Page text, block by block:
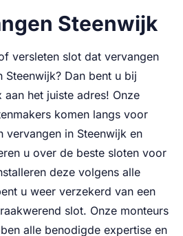
Steenwijk
versleten slot dat vervangen
Steenwijk? Dan bent u bij
aan het juiste adres! Onze
komen langs voor
vervangen in Steenwijk en
u over de beste sloten voor
deze volgens alle
u weer verzekerd van een
slot. Onze monteurs
alle benodigde expertise en